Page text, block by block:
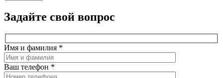
Задайте свой вопрос
Имя и фамилия *
Ваш телефон *